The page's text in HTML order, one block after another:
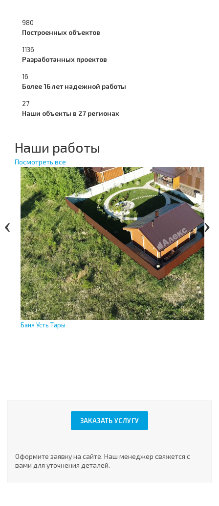
980
Построенных объектов
1136
Разработанных проектов
16
Более 16 лет надежной работы
27
Наши объекты в 27 регионах
Наши работы
Посмотреть все
Баня Усть Тары
ЗАКАЗАТЬ УСЛУГУ
Оформите заявку на сайте. Наш менеджер свяжется с
вами для уточнения деталей.